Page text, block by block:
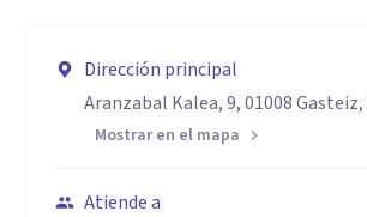
Dirección principal
Aranzabal Kalea, 9, 01008
Mostrar en el mapa
Atiende a